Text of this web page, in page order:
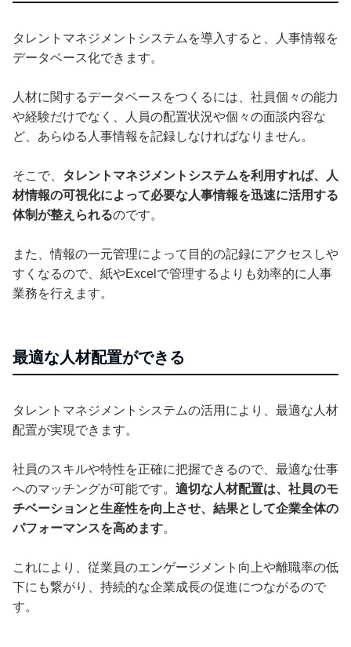
タレントマネジメントシステムを導入すると、人事情報を
データベース化できます。
人材に関するデータベースをつくるには、社員個々の能力
や経験だけでなく、人員の配置状況や個々の面談内容な
ど、あらゆる人事情報を記録しなければなりません。
そこで、 タレントマネジメントシステムを利用すれば、人
材情報の可視化によって必要な人事情報を迅速に活用する
体制が整えられるのです。
また、情報の一元管理によって目的の記録にアクセスしや
すくなるので、紙やExcelで管理するよりも効率的に人事
業務を行えます。
最適な人材配置ができる
タレントマネジメントシステムの活用により、最適な人材
配置が実現できます。
社員のスキルや特性を正確に把握できるので、最適な仕事
へのマッチングが可能です。 適切な人材配置は、社員のモ
チベーションと生産性を向上させ、結果として企業全体の
パフォーマンスを高めます。
これにより、従業員のエンゲージメント向上や離職率の低
下にも繋がり、持続的な企業成長の促進につながるので
す。